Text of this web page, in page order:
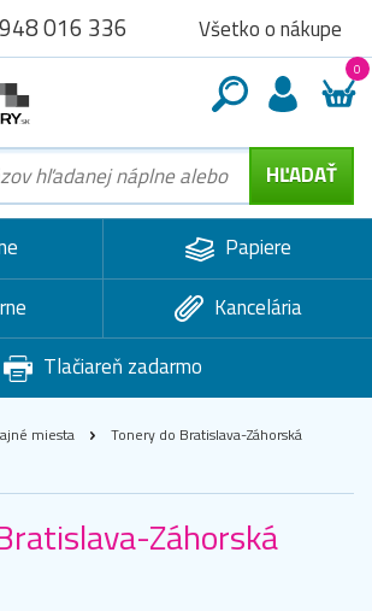
016 336 Všetko o nákupe
0
Papiere
Kancelária
Tlačiareň zadarmo
miesta
Tonery do Bratislava-Záhorská
Záhorská